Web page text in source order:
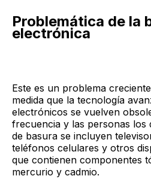
Problemática de la
electrónica
Este es un problema
medida que la tecnología
electrónicos se vuelven
frecuencia y las personas los
de basura se incluyen
teléfonos celulares y otros
que contienen componentes
mercurio y cadmio.